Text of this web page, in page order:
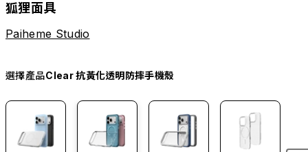
狐狸面具
Paiheme Studio
選擇產品Clear 抗黃化透明防摔手機殼